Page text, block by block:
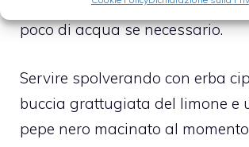
la pasta scolata al dente,
poco di acqua se necessario.
Servire spolverando con erba
buccia grattugiata del limone e
pepe nero macinato al